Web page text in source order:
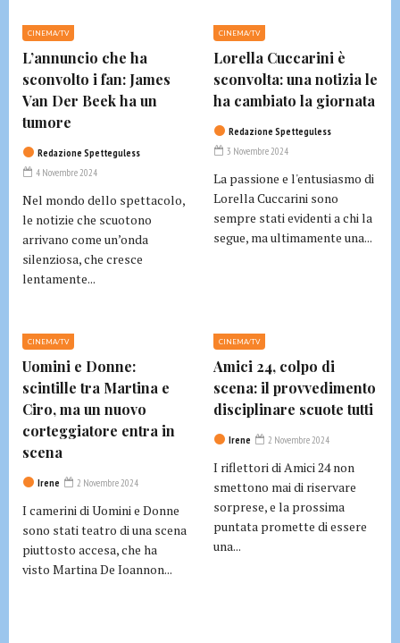
CINEMA/TV
L’annuncio che ha
sconvolto i fan: James
Van Der Beek ha un
tumore
Redazione Spetteguless
4 Novembre 2024
Nel mondo dello spettacolo,
le notizie che scuotono
arrivano come un’onda
silenziosa, che cresce
lentamente...
CINEMA/TV
Lorella Cuccarini è
sconvolta: una notizia le
ha cambiato la giornata
Redazione Spetteguless
3 Novembre 2024
La passione e l'entusiasmo di
Lorella Cuccarini sono
sempre stati evidenti a chi la
segue, ma ultimamente una...
CINEMA/TV
Uomini e Donne:
scintille tra Martina e
Ciro, ma un nuovo
corteggiatore entra in
scena
Irene 2 Novembre 2024
I camerini di Uomini e Donne
sono stati teatro di una scena
piuttosto accesa, che ha
visto Martina De Ioannon...
CINEMA/TV
Amici 24, colpo di
scena: il provvedimento
disciplinare scuote tutti
Irene 2 Novembre 2024
I riflettori di Amici 24 non
smettono mai di riservare
sorprese, e la prossima
puntata promette di essere
una...